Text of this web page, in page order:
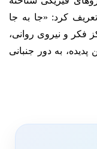
تعریف کرد: «جا به جا
فکر و نیروی روانی،
به دور جنبانی